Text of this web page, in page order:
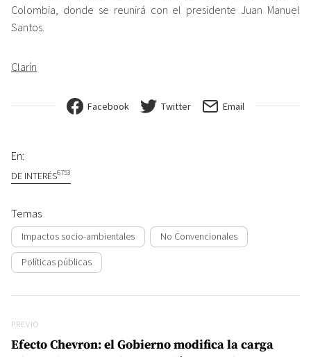
Colombia, donde se reunirá con el presidente Juan Manuel
Santos.
Clarín
Facebook Twitter Email
En:
DE INTERÉS6753
Temas
Impactos socio-ambientales No Convencionales
Políticas públicas
Previo
PREVIO
Efecto Chevron: el Gobierno modifica la carga